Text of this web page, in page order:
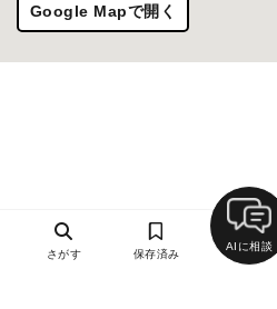
Google Mapで開く
さがす 保存済み
AIに相談